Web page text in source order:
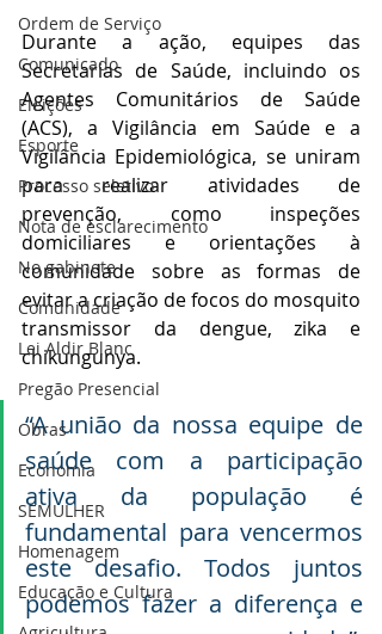
Ordem de Serviço
Comunicado
Eleições
Esporte
Processo seletivo
Nota de esclarecimento
No gabinete
Comunidade
Lei Aldir Blanc
Pregão Presencial
Obras
Economia
SEMULHER
Homenagem
Educação e Cultura
Durante a ação, equipes das
Secretarias de Saúde, incluindo os
Agentes Comunitários de Saúde
(ACS), a Vigilância em Saúde e a
Vigilância Epidemiológica, se uniram
para realizar atividades de
prevenção, como inspeções
domiciliares e orientações à
comunidade sobre as formas de
evitar a criação de focos do mosquito
transmissor da dengue, zika e
chikungunya.
“A união da nossa equipe de
saúde com a participação
ativa da população é
fundamental para vencermos
este desafio. Todos juntos
podemos fazer a diferença e